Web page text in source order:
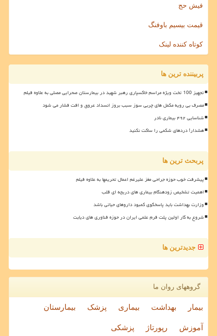
فیش حج
قیمت بیسیم باوفنگ
کوتاه کننده لینک
پربیننده ترین ها
تجهیز 100 تخت ویژه مراسم خاکسپاری رهبر شهید در بیمارستان صحرایی مصلی به علاوه فیلم
مصرف بی رویه مکمل های چربی سوز سبب بروز انسداد عروق و افت فشار می شود
شناسایی ۴۹۲ بیماری نادر
هشدار! دردهای شکمی را ساکت نکنید
پربحث ترین ها
پیشرفت خوب حوزه جراحی مغز علیرغم اعمال تحریمها به علاوه فیلم
اهمیت تشخیص زودهنگام بیماری های دریچه ای قلب
وزارت بهداشت باید پاسخگوی کمبود داروهای حیاتی باشد
شروع به کار اولین پلت فرم علمی ایران در حوزه فناوری های دیابت
جدیدترین ها
گروههای روان ما
بیمار بهداشت بیماری پزشک بیمارستان
آموزش رپورتاژ پزشکی